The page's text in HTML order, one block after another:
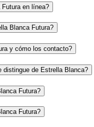
en línea?
Blanca Futura?
y cómo los contacto?
distingue de Estrella Blanca?
Futura?
Futura?